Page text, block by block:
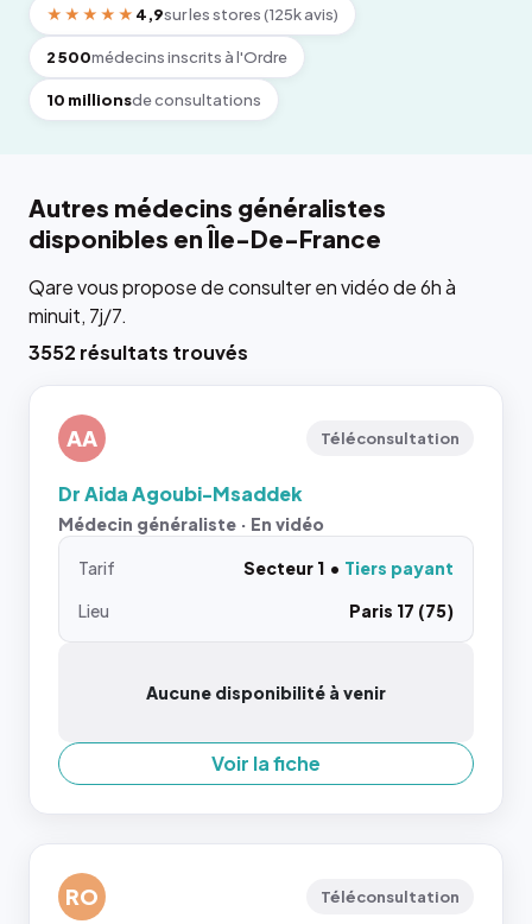
★★★★★ 4,9sur les stores (125k avis)
2 500médecins inscrits à l'Ordre
10 millionsde consultations
Autres médecins généralistes
disponibles en Île-De-France
Qare vous propose de consulter en vidéo de 6h à
minuit, 7j/7.
3552 résultats trouvés
AA Téléconsultation
Dr Aida Agoubi-Msaddek
Médecin généraliste · En vidéo
Tarif Secteur 1
Tiers payant
Lieu
Paris 17 (75)
Aucune disponibilité à venir
Voir la fiche
RO Téléconsultation